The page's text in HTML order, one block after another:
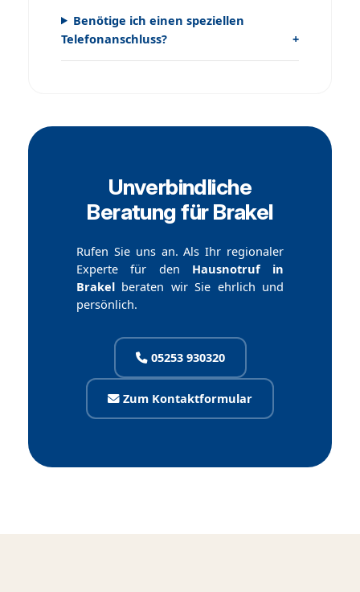
Benötige ich einen speziellen
Telefonanschluss?
Unverbindliche
Beratung für Brakel
Rufen Sie uns an. Als Ihr regionaler
Experte für den Hausnotruf in
Brakelberaten wir Sie ehrlich und
persönlich.
05253 930320
Zum Kontaktformular